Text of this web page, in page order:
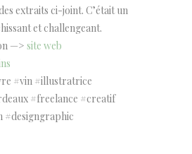
extraits ci-joint. C’était un
etchallengeant.
—> site web
#vin #illustratrice
#freelance #creatif
#designgraphic